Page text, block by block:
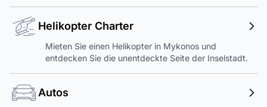
Helikopter Charter
Mieten Sie einen Helikopter in Mykonos und
entdecken Sie die unentdeckte Seite der Inselstadt.
Autos